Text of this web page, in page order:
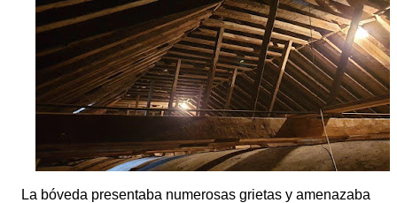
La bóveda presentaba numerosas grietas y amenazaba